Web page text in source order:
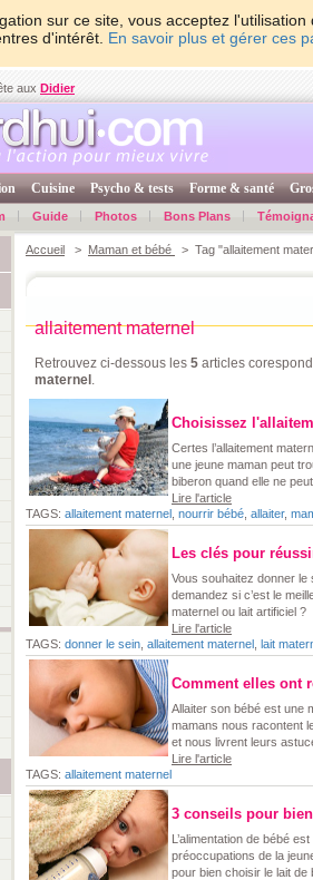
sur ce site, vous acceptez
d'intérêt. En savoir plus et gérer ces
aux Didier
Cuisine Psycho & tests Forme & santé
Guide Photos Bons Plans
Accueil > Maman et bébé > Tag "allaitement
allaitement maternel
Retrouvez ci-dessous les 5 articles
maternel .
Choisissez
Certes l’allaitement
une jeune maman peut
biberon quand elle ne
Lire l'article
TAGS: allaitement maternel nourrir bébé allaiter,
Les clés pour
Vous souhaitez donner
demandez si c’est le
maternel ou lait artificiel ?
Lire l'article
TAGS: donner le sein allaitement maternel lait
Comment elles ont
Allaiter son bébé est une
mamans nous racontent
et nous livrent leurs
Lire l'article
TAGS: allaitement maternel
3 conseils pour
L’alimentation de bébé
préoccupations de la
pour bien choisir le lait de